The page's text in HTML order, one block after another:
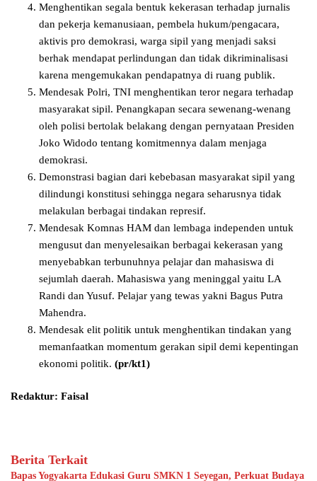
Menghentikan segala bentuk kekerasan terhadap jurnalis
dan pekerja kemanusiaan, pembela hukum/pengacara,
aktivis pro demokrasi, warga sipil yang menjadi saksi
berhak mendapat perlindungan dan tidak dikriminalisasi
karena mengemukakan pendapatnya di ruang publik.
Mendesak Polri, TNI menghentikan teror negara terhadap
masyarakat sipil. Penangkapan secara sewenang-wenang
oleh polisi bertolak belakang dengan pernyataan Presiden
Joko Widodo tentang komitmennya dalam menjaga
demokrasi.
Demonstrasi bagian dari kebebasan masyarakat sipil yang
dilindungi konstitusi sehingga negara seharusnya tidak
melakulan berbagai tindakan represif.
Mendesak Komnas HAM dan lembaga independen untuk
mengusut dan menyelesaikan berbagai kekerasan yang
menyebabkan terbunuhnya pelajar dan mahasiswa di
sejumlah daerah. Mahasiswa yang meninggal yaitu LA
Randi dan Yusuf. Pelajar yang tewas yakni Bagus Putra
Mahendra.
Mendesak elit politik untuk menghentikan tindakan yang
memanfaatkan momentum gerakan sipil demi kepentingan
ekonomi politik. (pr/kt1)
Redaktur: Faisal
Berita Terkait
Bapas Yogyakarta Edukasi Guru SMKN 1 Seyegan, Perkuat Budaya